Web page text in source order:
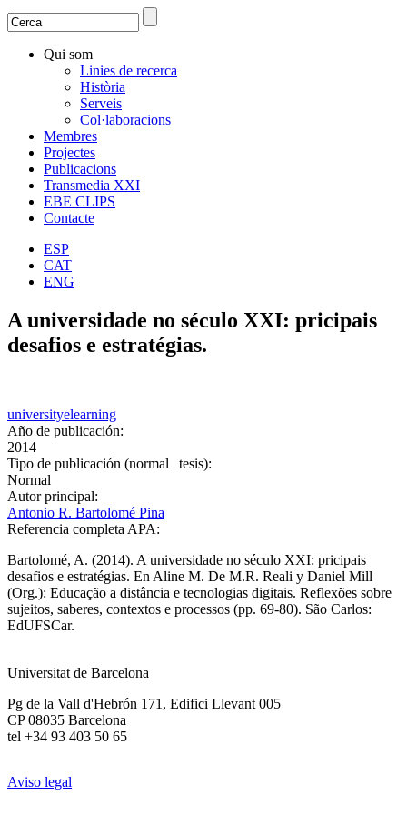
Search form
Search
Qui som
Linies de recerca
Història
Serveis
Col·laboracions
Membres
Projectes
Publicacions
Transmedia XXI
EBE CLIPS
Contacte
ESP
CAT
ENG
A universidade no século XXI: pricipais
desafios e estratégias.
universityelearning
Año de publicación:
2014
Tipo de publicación (normal | tesis):
Normal
Autor principal:
Antonio R. Bartolomé Pina
Referencia completa APA:
Bartolomé, A. (2014). A universidade no século XXI: pricipais
desafios e estratégias. En Aline M. De M.R. Reali y Daniel Mill
(Org.): Educação a distância e tecnologias digitais. Reflexões sobre
sujeitos, saberes, contextos e processos (pp. 69-80). São Carlos:
EdUFSCar.
Universitat de Barcelona
Pg de la Vall d'Hebrón 171, Edifici Llevant 005
CP 08035 Barcelona
tel +34 93 403 50 65
Aviso legal